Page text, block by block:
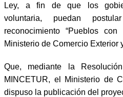
Ley, a fin de que los
voluntaria, puedan
reconocimiento “Pueblos
Ministerio de Comercio Exterior
Que, mediante la
MINCETUR, el Ministerio de
dispuso la publicación del